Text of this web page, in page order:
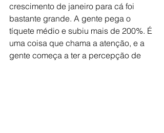
crescimento de janeiro para cá foi
bastante grande. A gente pega o
tíquete médio e subiu mais de 200%. É
uma coisa que chama a atenção, e a
gente começa a ter a percepção de